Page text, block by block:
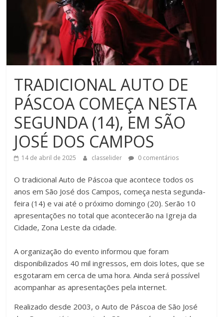
TRADICIONAL AUTO DE
PÁSCOA COMEÇA NESTA
SEGUNDA (14), EM SÃO
JOSÉ DOS CAMPOS
14 de abril de 2025 classelider 0 comentários
O tradicional Auto de Páscoa que acontece todos os
anos em São José dos Campos, começa nesta segunda-
feira (14) e vai até o próximo domingo (20). Serão 10
apresentações no total que acontecerão na Igreja da
Cidade, Zona Leste da cidade.
A organização do evento informou que foram
disponibilizados 40 mil ingressos, em dois lotes, que se
esgotaram em cerca de uma hora. Ainda será possível
acompanhar as apresentações pela internet.
Realizado desde 2003, o Auto de Páscoa de São José